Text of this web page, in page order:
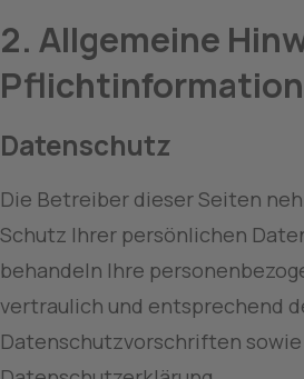
2. Allgemeine
Datenschutz
Die Betreiber dieser Seiten
Schutz Ihrer persönlichen
behandeln Ihre
vertraulich und entsprechend
Datenschutzvorschriften